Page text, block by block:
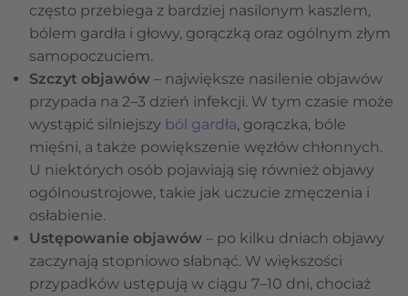
często przebiega z bardziej nasilonym kaszlem,
bólem gardła i głowy, gorączką oraz ogólnym złym
samopoczuciem.
Szczyt objawów – największe nasilenie objawów
przypada na 2–3 dzień infekcji. W tym czasie może
wystąpić silniejszy ból gardła, gorączka, bóle
mięśni, a także powiększenie węzłów chłonnych.
U niektórych osób pojawiają się również objawy
ogólnoustrojowe, takie jak uczucie zmęczenia i
osłabienie.
Ustępowanie objawów – po kilku dniach objawy
zaczynają stopniowo słabnąć. W większości
przypadków ustępują w ciągu 7–10 dni, chociaż